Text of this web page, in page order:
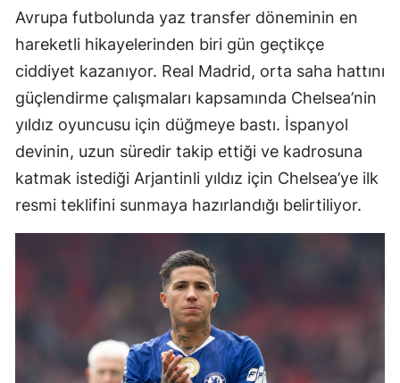
Avrupa futbolunda yaz transfer döneminin en
hareketli hikayelerinden biri gün geçtikçe
ciddiyet kazanıyor. Real Madrid, orta saha hattını
güçlendirme çalışmaları kapsamında Chelsea’nin
yıldız oyuncusu için düğmeye bastı. İspanyol
devinin, uzun süredir takip ettiği ve kadrosuna
katmak istediği Arjantinli yıldız için Chelsea’ye ilk
resmi teklifini sunmaya hazırlandığı belirtiliyor.